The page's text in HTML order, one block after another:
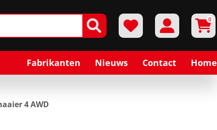
0
Fabrikanten Nieuws Contact Home
4 AWD